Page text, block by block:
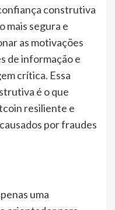
construtiva
mais segura e
as motivações
de informação e
crítica. Essa
é o que
resiliente e
por fraudes
uma